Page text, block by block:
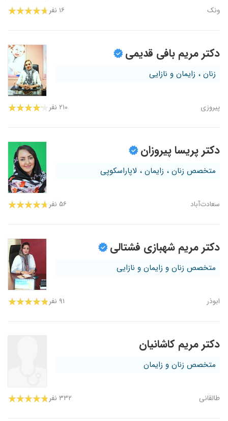
ونک ۱۶ نفر
دکتر مریم بافی قدیمی
زنان ، زایمان و نازایی
پیروزی ۲۱۰ نفر
دکتر پریسا پیروزان
متخصص زنان ، زایمان ، لاپاراسکوپی
سعادت‌آباد ۵۶ نفر
دکتر مریم شهبازی فشتالی
متخصص زنان و زایمان و نازایی
ابوذر ۹۱ نفر
دکتر مریم کاشانیان
متخصص زنان و زایمان
طالقانی ۳۳۲ نفر